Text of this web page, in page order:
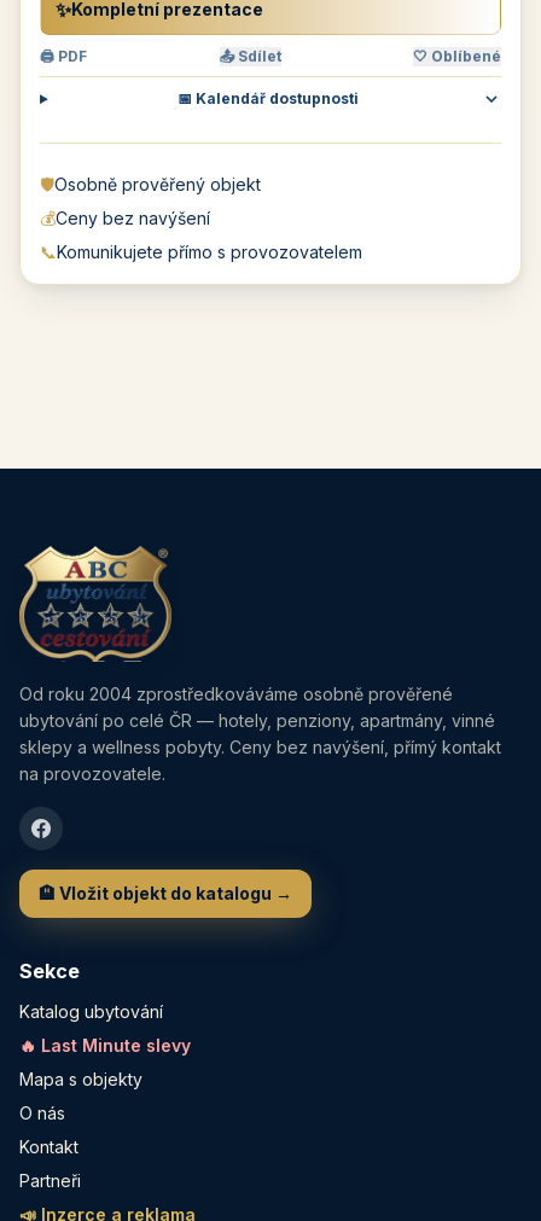
✨Kompletní prezentace
🖨 PDF 📤 Sdílet 🤍 Oblíbené
📅 Kalendář dostupnosti
🛡️Osobně prověřený objekt
💰Ceny bez navýšení
📞Komunikujete přímo s provozovatelem
Od roku 2004 zprostředkováváme osobně prověřené
ubytování po celé ČR — hotely, penziony, apartmány, vinné
sklepy a wellness pobyty. Ceny bez navýšení, přímý kontakt
na provozovatele.
🏨 Vložit objekt do katalogu →
Sekce
Katalog ubytování
🔥 Last Minute slevy
Mapa s objekty
O nás
Kontakt
Partneři
📣 Inzerce a reklama